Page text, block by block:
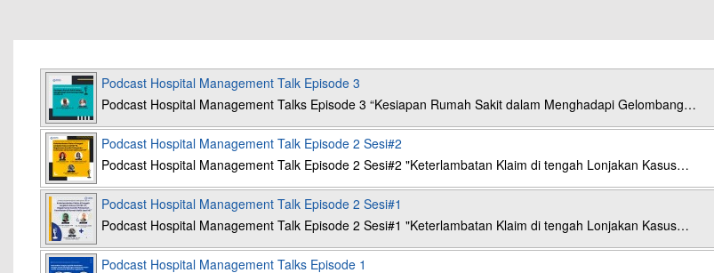
Podcast Hospital Management Talk Episode 3
Podcast Hospital Management Talks Episode 3 “Kesiapan Rumah Sakit dalam Menghadapi Gelombang…
Podcast Hospital Management Talk Episode 2 Sesi#2
Podcast Hospital Management Talk Episode 2 Sesi#2 "Keterlambatan Klaim di tengah Lonjakan Kasus…
Podcast Hospital Management Talk Episode 2 Sesi#1
Podcast Hospital Management Talk Episode 2 Sesi#1 "Keterlambatan Klaim di tengah Lonjakan Kasus…
Podcast Hospital Management Talks Episode 1